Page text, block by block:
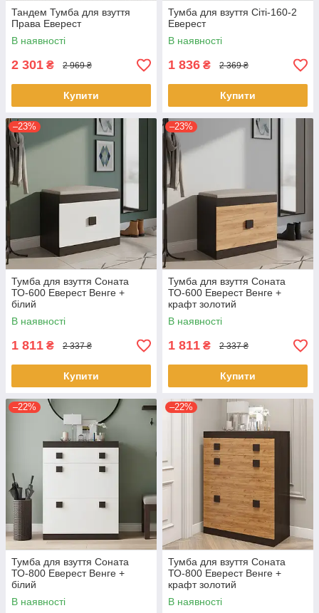
Тандем Тумба для взуття
Права Еверест
В наявності
2 301 ₴ 2 969 ₴
Купити
Тумба для взуття Сіті-160-2
Еверест
В наявності
1 836 ₴ 2 369 ₴
Купити
–23%
Тумба для взуття Соната
ТО-600 Еверест Венге +
білий
В наявності
1 811 ₴ 2 337 ₴
Купити
–23%
Тумба для взуття Соната
ТО-600 Еверест Венге +
крафт золотий
В наявності
1 811 ₴ 2 337 ₴
Купити
–22%
Тумба для взуття Соната
ТО-800 Еверест Венге +
білий
В наявності
–22%
Тумба для взуття Соната
ТО-800 Еверест Венге +
крафт золотий
В наявності